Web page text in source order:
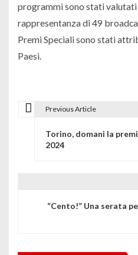
programmi sono stati
rappresentanza di 49
Premi Speciali sono stati
Paesi.
Previous Article
Torino, domani la
2024
“Cento!” Una serata